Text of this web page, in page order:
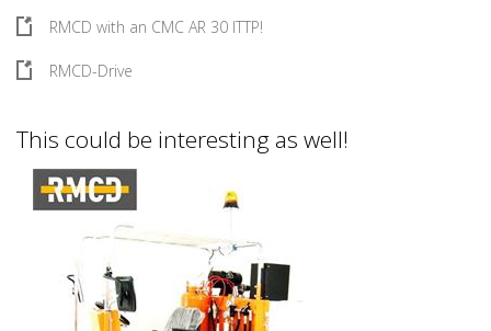
RMCD with an CMC AR 30 ITTP!
RMCD-Drive
This could be interesting as well!